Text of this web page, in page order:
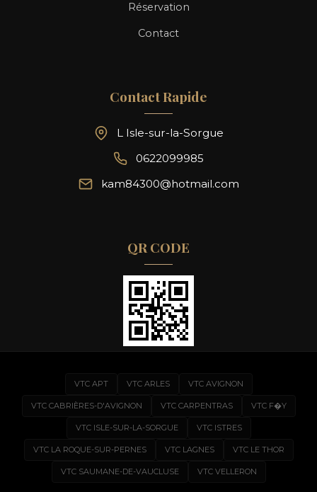
Réservation
Contact
Contact Rapide
L Isle-sur-la-Sorgue
0622099985
kam84300@hotmail.com
QR CODE
VTC APT VTC ARLES VTC AVIGNON
VTC CABRIÈRES-D'AVIGNON VTC CARPENTRAS VTC F�Y
VTC ISLE-SUR-LA-SORGUE VTC ISTRES
VTC LA ROQUE-SUR-PERNES VTC LAGNES VTC LE THOR
VTC SAUMANE-DE-VAUCLUSE VTC VELLERON